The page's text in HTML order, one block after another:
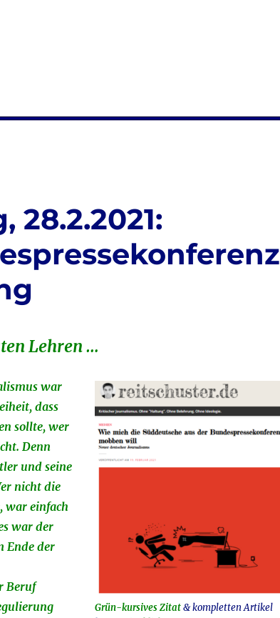
Lehren …
Grün-kursives Zitat& kompletten Artikel
war
dass
sollte, wer
Denn
und seine
nicht die
war einfach
war der
Ende der
Beruf